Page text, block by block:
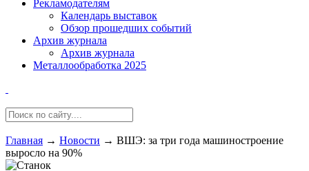
Рекламодателям
Календарь выставок
Обзор прошедших событий
Архив журнала
Архив журнала
Металлообработка 2025
Главная → Новости → ВШЭ: за три года машиностроение
выросло на 90%